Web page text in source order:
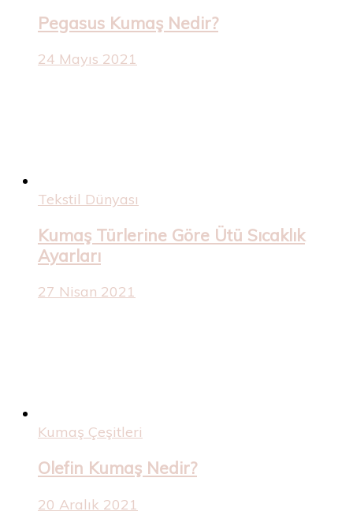
Pegasus Kumaş Nedir?
24 Mayıs 2021
Tekstil Dünyası
Kumaş Türlerine Göre Ütü Sıcaklık
Ayarları
27 Nisan 2021
Kumaş Çeşitleri
Olefin Kumaş Nedir?
20 Aralık 2021